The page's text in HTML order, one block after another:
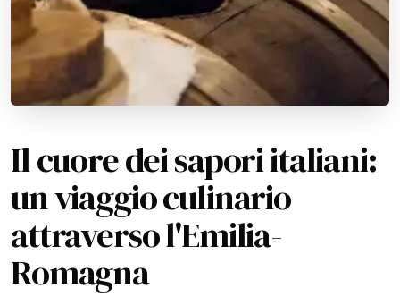
Il cuore dei sapori italiani:
un viaggio culinario
attraverso l'Emilia-
Romagna